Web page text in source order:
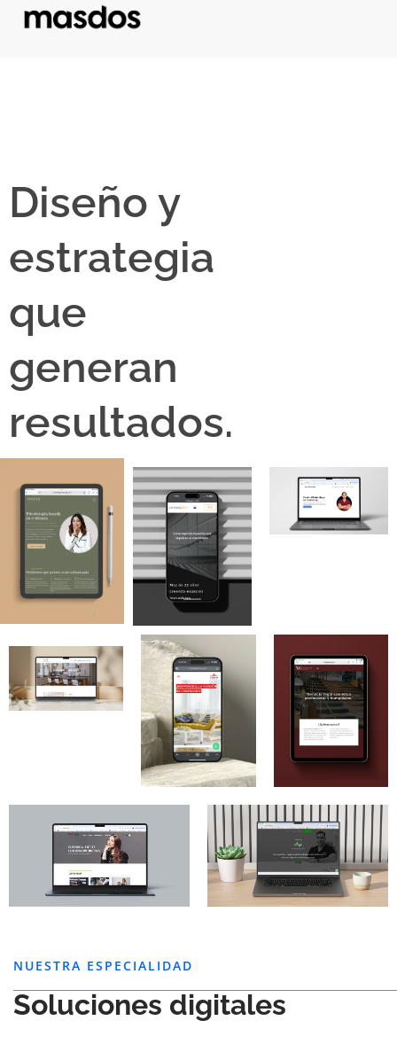
Diseño y
estrategia
que
generan
resultados.
NUESTRA ESPECIALIDAD
Soluciones digitales